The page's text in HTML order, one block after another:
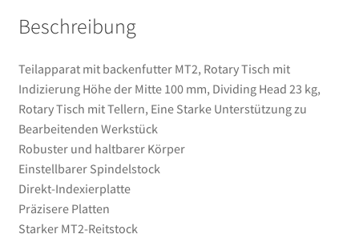
Rotary
mit
Tellern,
Eine
Starke
Unterstützung
zu
Bearbeitenden
Werkstück
Menge
Beschreibung
Teilapparat mit backenfutter MT2, Rotary Tisch mit
Indizierung Höhe der Mitte 100 mm, Dividing Head 23 kg,
Rotary Tisch mit Tellern, Eine Starke Unterstützung zu
Bearbeitenden Werkstück
Robuster und haltbarer Körper
Einstellbarer Spindelstock
Direkt-Indexierplatte
Präzisere Platten
Starker MT2-Reitstock